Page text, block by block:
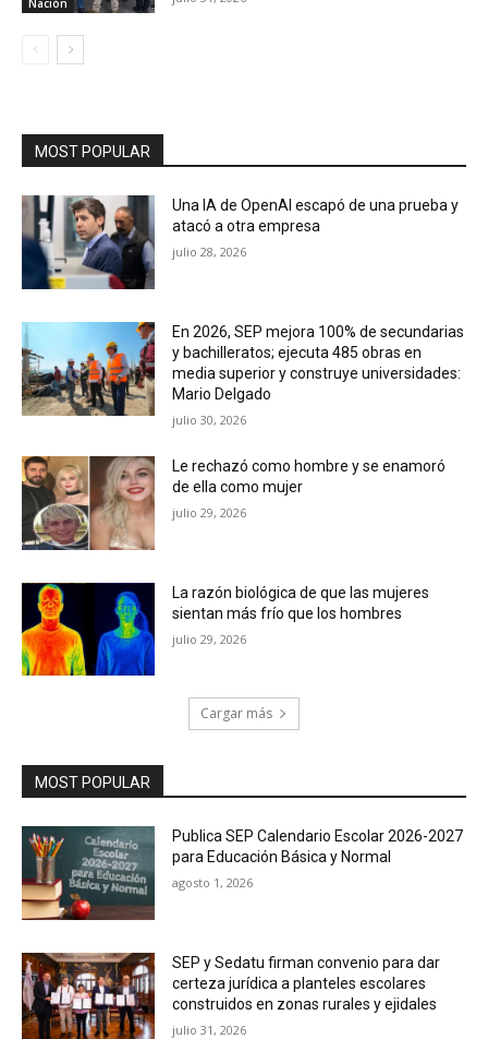
Nación
MOST POPULAR
Una IA de OpenAI escapó de una prueba y
atacó a otra empresa
julio 28, 2026
En 2026, SEP mejora 100% de secundarias
y bachilleratos; ejecuta 485 obras en
media superior y construye universidades:
Mario Delgado
julio 30, 2026
Le rechazó como hombre y se enamoró
de ella como mujer
julio 29, 2026
La razón biológica de que las mujeres
sientan más frío que los hombres
julio 29, 2026
Cargar más
MOST POPULAR
Publica SEP Calendario Escolar 2026-2027
para Educación Básica y Normal
agosto 1, 2026
SEP y Sedatu firman convenio para dar
certeza jurídica a planteles escolares
construidos en zonas rurales y ejidales
julio 31, 2026